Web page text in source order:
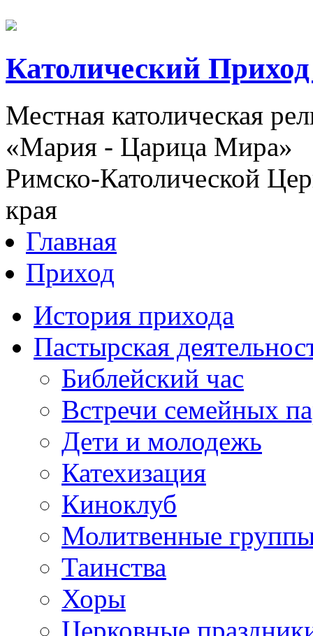
Католический
Местная католическая
«Мария - Царица Мира»
Римско-Католической
края
Главная
Приход
История прихода
Пастырская
Библейский час
Встречи семейных
Дети и молодежь
Катехизация
Киноклуб
Молитвенные
Таинства
Хоры
Церковные